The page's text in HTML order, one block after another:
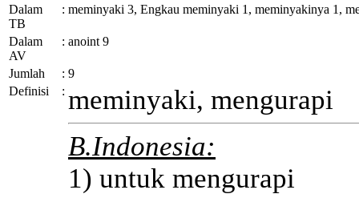
Dalam
TB
: meminyaki 3, Engkau meminyaki 1, meminyakinya 1,
Dalam
AV
: anoint 9
Jumlah : 9
Definisi
: meminyaki, mengurapi
B.Indonesia:
1) untuk mengurapi